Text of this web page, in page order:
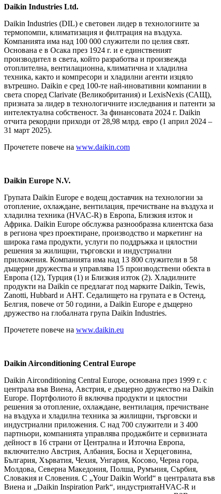
Daikin Industries Ltd.
Daikin Industries (DIL) е световен лидер в технологиите за
термопомпи, климатизация и филтрация на въздуха.
Компанията има над 100 000 служители по целия свят.
Основана е в Осака през 1924 г. и е единственият
производител в света, който разработва и произвежда
отоплителна, вентилационна, климатична и хладилна
техника, както и компресори и хладилни агенти изцяло
вътрешно. Daikin е сред 100-те най-иновативни компании в
света според Clarivate (Великобритания) и LexisNexis (САЩ),
призната за лидер в технологичните изследвания и патенти за
интелектуална собственост. За финансовата 2024 г. Daikin
отчита рекордни приходи от 28,98 млрд. евро (1 април 2024 –
31 март 2025).
Прочетете повече на www.daikin.com
Daikin Europe N.V.
Групата Daikin Europe е водещ доставчик на технологии за
отопление, охлаждане, вентилация, пречистване на въздуха и
хладилна техника (HVAC-R) в Европа, Близкия изток и
Африка. Daikin Europe обслужва разнообразна клиентска база
в региона чрез проектиране, производство и маркетинг на
широка гама продукти, услуги по поддръжка и цялостни
решения за жилищни, търговски и индустриални
приложения. Компанията има над 13 800 служители в 58
дъщерни дружества и управлява 15 производствени обекта в
Европа (12), Турция (1) и Близкия изток (2). Хладилните
продукти на Daikin се предлагат под марките Daikin, Tewis,
Zanotti, Hubbard и AHT. Седалището на групата е в Остенд,
Белгия, повече от 50 години, а Daikin Europe е дъщерно
дружество на глобалната група Daikin Industries.
Прочетете повече на www.daikin.eu
Daikin Airconditioning Central Europe
Daikin Airconditioning Central Europe, основана през 1999 г. с
централа във Виена, Австрия, е дъщерно дружество на Daikin
Europe. Портфолиото й включва продукти и цялостни
решения за отопление, охлаждане, вентилация, пречистване
на въздуха и хладилна техника за жилищни, търговски и
индустриални приложения. С над 700 служители и 3 400
партньори, компанията управлява продажбите и сервизната
дейност в 16 страни от Централна и Източна Европа,
включително Австрия, Албания, Босна и Херцеговина,
България, Хърватия, Чехия, Унгария, Косово, Черна гора,
Молдова, Северна Македония, Полша, Румъния, Сърбия,
Словакия и Словения. С „Your Daikin World“ в централата във
Виена и „Daikin Inspiration Park“, индустриятаHVAC-R и